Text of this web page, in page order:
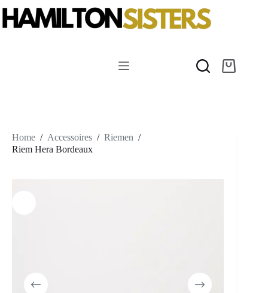
naar
de
Home / Accessoires / Riemen /
Riem Hera Bordeaux